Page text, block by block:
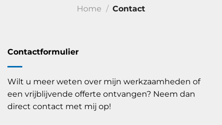
Home / Contact
Contactformulier
Wilt u meer weten over mijn werkzaamheden of
een vrijblijvende offerte ontvangen? Neem dan
direct contact met mij op!